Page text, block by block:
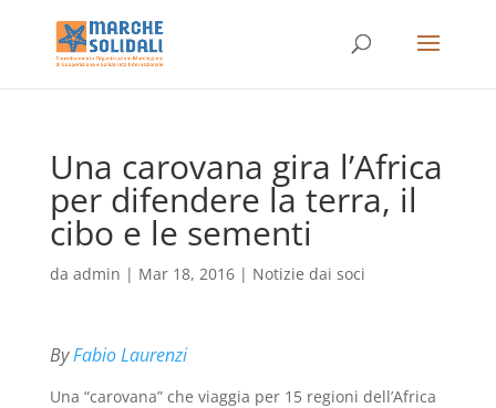
Una carovana gira l’Africa
per difendere la terra, il
cibo e le sementi
da admin | Mar 18, 2016| Notizie dai soci
ByFabio Laurenzi
Una “carovana” che viaggia per 15 regioni dell’Africa